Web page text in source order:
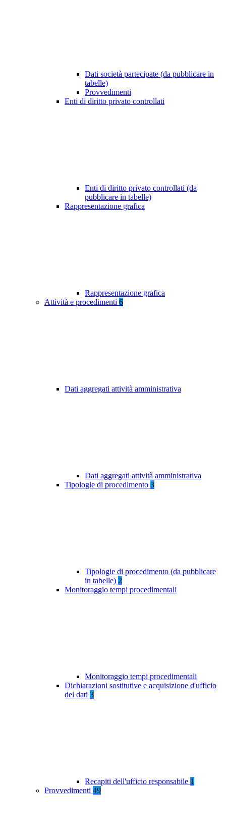
Dati società partecipate (da pubblicare in
tabelle)
Provvedimenti
Enti di diritto privato controllati
Enti di diritto privato controllati (da
pubblicare in tabelle)
Rappresentazione grafica
Rappresentazione grafica
Attività e procedimenti 6
Dati aggregati attività amministrativa
Dati aggregati attività amministrativa
Tipologie di procedimento 3
Tipologie di procedimento (da pubblicare
in tabelle) 2
Monitoraggio tempi procedimentali
Monitoraggio tempi procedimentali
Dichiarazioni sostitutive e acquisizione d'ufficio
dei dati 3
Recapiti dell'ufficio responsabile 1
Provvedimenti 49